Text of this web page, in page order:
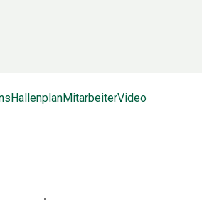
HallenplanMitarbeiterVideo